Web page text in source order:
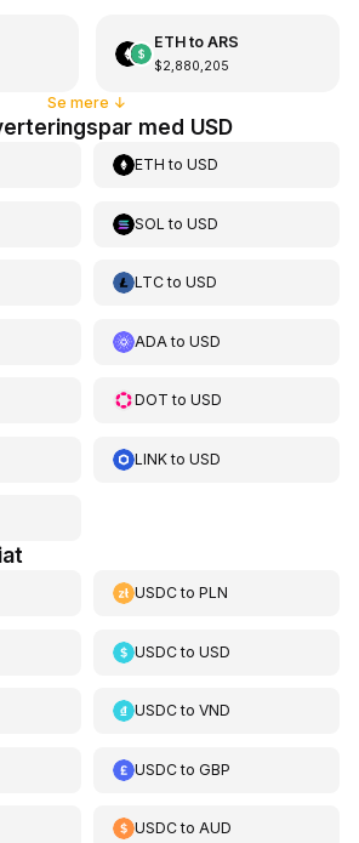
ETHto ARS
$2,880,205
Se mere ↓
med USD
ETH toUSD
SOL toUSD
LTCtoUSD
ADA toUSD
DOT toUSD
LINKtoUSD
USDCtoPLN
USDCtoUSD
USDCtoVND
USDCtoGBP
USDCtoAUD